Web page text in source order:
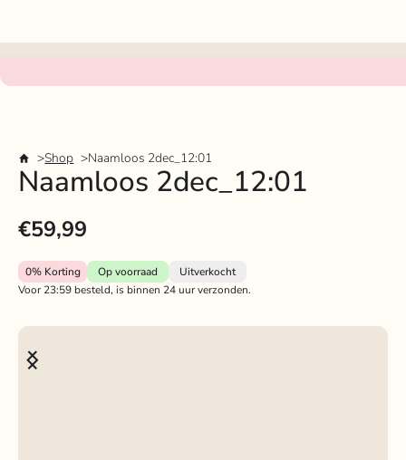
Shop Naamloos 2dec_12:01
Naamloos 2dec_12:01
€59,99
0%Korting Op voorraad
Uitverkocht
Voor 23:59 besteld, is binnen 24 uur verzonden.